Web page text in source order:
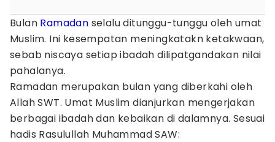
Bulan Ramadan selalu ditunggu-tunggu oleh umat
Muslim. Ini kesempatan meningkatakn ketakwaan,
sebab niscaya setiap ibadah dilipatgandakan nilai
pahalanya.
Ramadan merupakan bulan yang diberkahi oleh
Allah SWT. Umat Muslim dianjurkan mengerjakan
berbagai ibadah dan kebaikan di dalamnya. Sesuai
hadis Rasulullah Muhammad SAW: